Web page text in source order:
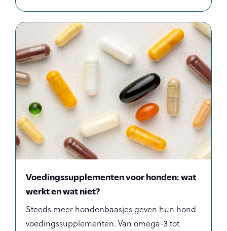
Voedingssupplementen voor honden: wat
werkt en wat niet?
Steeds meer hondenbaasjes geven hun hond
voedingssupplementen. Van omega-3 tot